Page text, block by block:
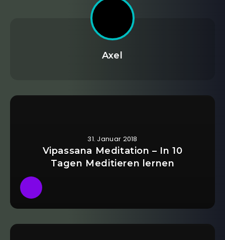
Axel
31. Januar 2018
Vipassana Meditation – In 10
Tagen Meditieren lernen